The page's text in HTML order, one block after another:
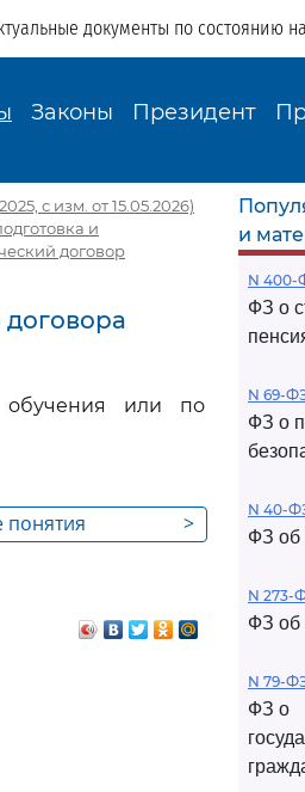
документы по состоянию
Законы Президент
с изм. от 15.05.2026)
и
договор
обучения или по
>
понятия
и
N 400-
ФЗ о
N 69-ФЗ
ФЗ о
N 40-
ФЗ
N 273-
ФЗ об
N 79-
ФЗ о